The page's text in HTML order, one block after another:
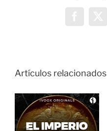
Artículos relacionados
El Abrazo
del Oso. La